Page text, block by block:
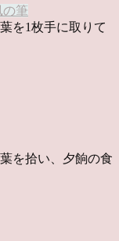
の筆
を1枚手に取りて
を拾い、夕餉の食